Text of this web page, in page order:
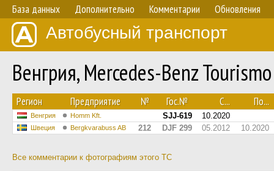
База данных Дополнительно Комментарии Обновления
Автобусный транспорт
Венгрия, Mercedes-Benz
Регион Предприятие № Гос.№ С... По...
Венгрия Homm Kft. SJJ-619 10.2020
Швеция Bergkvarabuss AB 212 DJF 299 05.2012 10.2020
Все комментарии к фотографиям этого ТС